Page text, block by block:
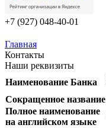
+7 (927) 048-40-01
Главная
Контакты
Наши реквизиты
Наименование Банка
Сокращенное название
Полное наименование
на английском языке